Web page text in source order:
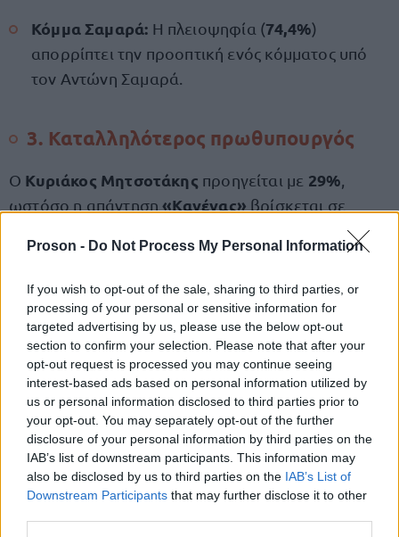
Proson - Do Not Process My Personal Information
If you wish to opt-out of the sale, sharing to third parties, or
processing of your personal or sensitive information for
targeted advertising by us, please use the below opt-out
section to confirm your selection. Please note that after your
opt-out request is processed you may continue seeing
interest-based ads based on personal information utilized by
us or personal information disclosed to third parties prior to
your opt-out. You may separately opt-out of the further
disclosure of your personal information by third parties on the
IAB’s list of downstream participants. This information may
also be disclosed by us to third parties on the IAB’s List of
Downstream Participants that may further disclose it to other
Κόμμα Σαμαρά: Η πλειοψηφία (74,4%)
απορρίπτει την προοπτική ενός κόμματος υπό
τον Αντώνη Σαμαρά.
3. Καταλληλότερος πρωθυπουργός
Ο Κυριάκος Μητσοτάκης προηγείται με 29%
ωστόσο η απάντηση«Κανένας» βρίσκεται σε
. Ακολουθεί η Ζωή
Κωνσταντοπούλου με 8,8%, ξεπερνώντας τον Νίκο
4. Αγρότες και ακρίβεια
Αγροτικά:Το 57%των πολιτών πιστεύει ότι η
κυβέρνηση δεν ικανοποίησε τα αιτήματα των
αγροτών. Παρά τη συμπάθεια προς τα αιτήματα,
το53,5%διαφωνεί με τους αποκλεισμούς των
εθνικών οδών.